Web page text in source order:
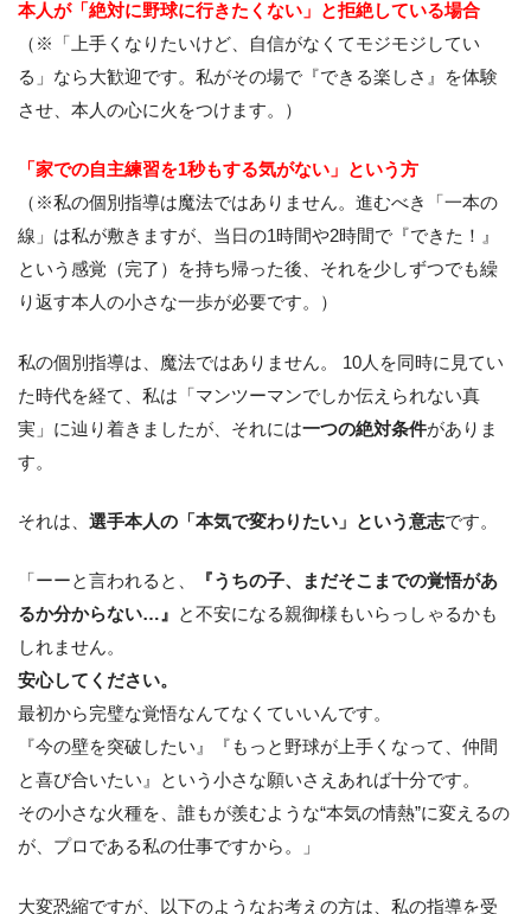
本人が「絶対に野球に行きたくない」と拒絶している場合
（※「上手くなりたいけど、自信がなくてモジモジしてい
る」なら大歓迎です。私がその場で『できる楽しさ』を体験
させ、本人の心に火をつけます。）
「家での自主練習を1秒もする気がない」という方
（※私の個別指導は魔法ではありません。進むべき「一本の
線」は私が敷きますが、当日の1時間や2時間で『できた！』
という感覚（完了）を持ち帰った後、それを少しずつでも繰
り返す本人の小さな一歩が必要です。）
私の個別指導は、魔法ではありません。 10人を同時に見てい
た時代を経て、私は「マンツーマンでしか伝えられない真
実」に辿り着きましたが、それには一つの絶対条件がありま
す。
それは、 選手本人の「本気で変わりたい」という意志です。
「ーーと言われると、
『うちの子、まだそこまでの覚悟があ
るか分からない…』
と不安になる親御様もいらっしゃるかも
しれません。
安心してください。
最初から完璧な覚悟なんてなくていいんです。
『今の壁を突破したい』『もっと野球が上手くなって、仲間
と喜び合いたい』という小さな願いさえあれば十分です。
その小さな火種を、誰もが羨むような“本気の情熱”に変えるの
が、プロである私の仕事ですから。」
大変恐縮ですが、以下のようなお考えの方は、私の指導を受